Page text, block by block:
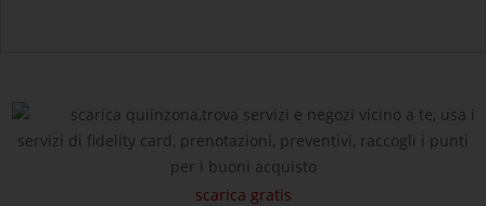
scarica quiinzona,trova servizi e negozi vicino a te, usa i
servizi di fidelity card, prenotazioni, preventivi, raccogli i punti
per i buoni acquisto
scarica gratis